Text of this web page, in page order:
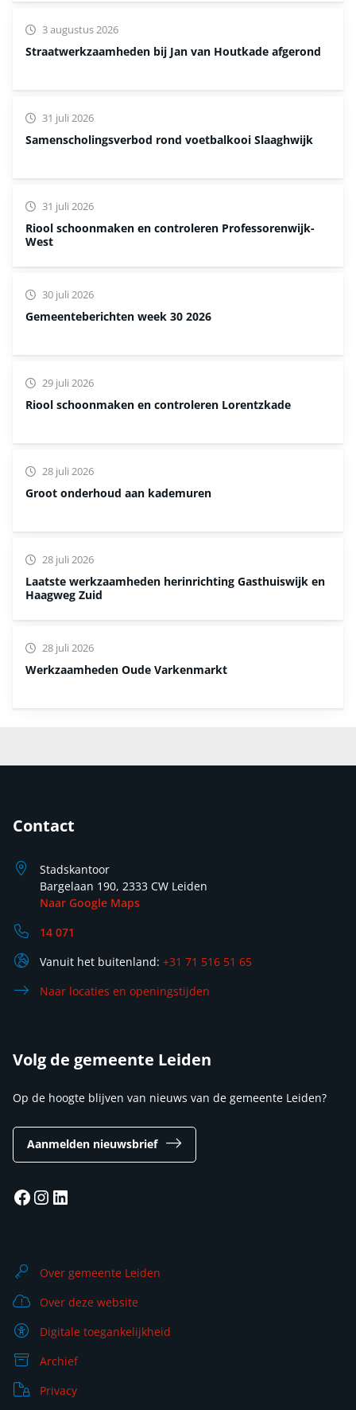
Straatwerkzaamheden bij Jan van Houtkade afgerond
3 augustus 2026
Samenscholingsverbod rond voetbalkooi Slaaghwijk
31 juli 2026
Riool schoonmaken en controleren Professorenwijk-
West
31 juli 2026
Gemeenteberichten week 30 2026
30 juli 2026
Riool schoonmaken en controleren Lorentzkade
29 juli 2026
Groot onderhoud aan kademuren
28 juli 2026
Laatste werkzaamheden herinrichting Gasthuiswijk en
Haagweg Zuid
28 juli 2026
Werkzaamheden Oude Varkenmarkt
28 juli 2026
Contact
Stadskantoor
Bargelaan 190, 2333 CW Leiden
Naar Google Maps
14 071
Vanuit het buitenland: +31 71 516 51 65
Naar locaties en openingstijden
Volg de gemeente Leiden
Op de hoogte blijven van nieuws van de gemeente Leiden?
Aanmelden nieuwsbrief
Facebook
Instagram
LinkedIn
Over gemeente Leiden
Over deze website
Digitale toegankelijkheid
Archief
Privacy